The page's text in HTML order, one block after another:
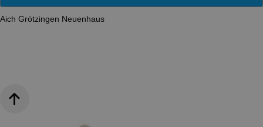
Aich Grötzingen Neuenhaus